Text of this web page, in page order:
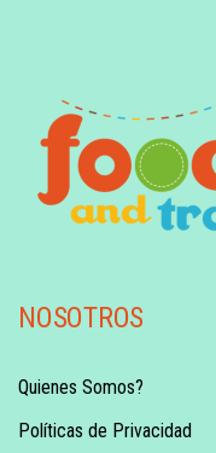
NOSOTROS
Quienes Somos?
Políticas de Privacidad